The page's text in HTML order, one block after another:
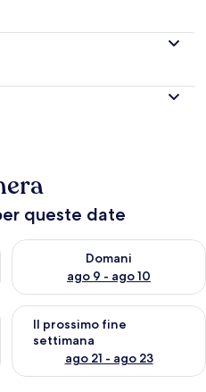
queste date
sera, ago 8 - ago 9
Domani
ago 9 - ago 10
Verifica la disponibilità per
fine settimana, ago 14 -
Il prossimo fine
settimana
ago 21 - ago 23
Verifica la disponibilità per il